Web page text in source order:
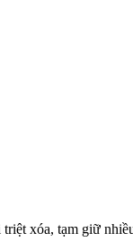
xóa, tạm giữ